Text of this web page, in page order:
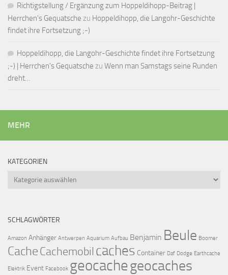
Richtigstellung / Ergänzung zum Hoppeldihopp-Beitrag |
Herrchen's Gequatsche zu Hoppeldihopp, die Langohr-Geschichte
findet ihre Fortsetzung ;-)
Hoppeldihopp, die Langohr-Geschichte findet ihre Fortsetzung
;-) | Herrchen's Gequatsche zu Wenn man Samstags seine Runden
dreht…
MEHR
KATEGORIEN
Kategorien
SCHLAGWÖRTER
Amazon Anhänger Antwerpen Aquarium Aufbau Benjamin Beule Boomer
CacheCachemobil caches Container Daf Dodge Earthcache
Elektrik Event Facebook geocachegeocaches